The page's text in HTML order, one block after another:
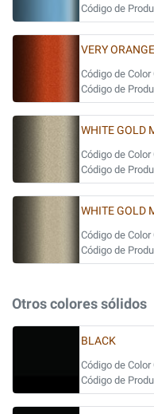
Código de
VERY
Código de Color
Código de
WHITE GOLD
Código de Color
Código de
WHITE GOLD
Código de Color
Código de
Otros colores sólidos
BLACK
Código de Color
Código de